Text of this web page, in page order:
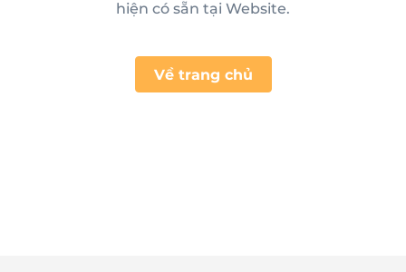
hiện có sẵn tại Website.
Về trang chủ